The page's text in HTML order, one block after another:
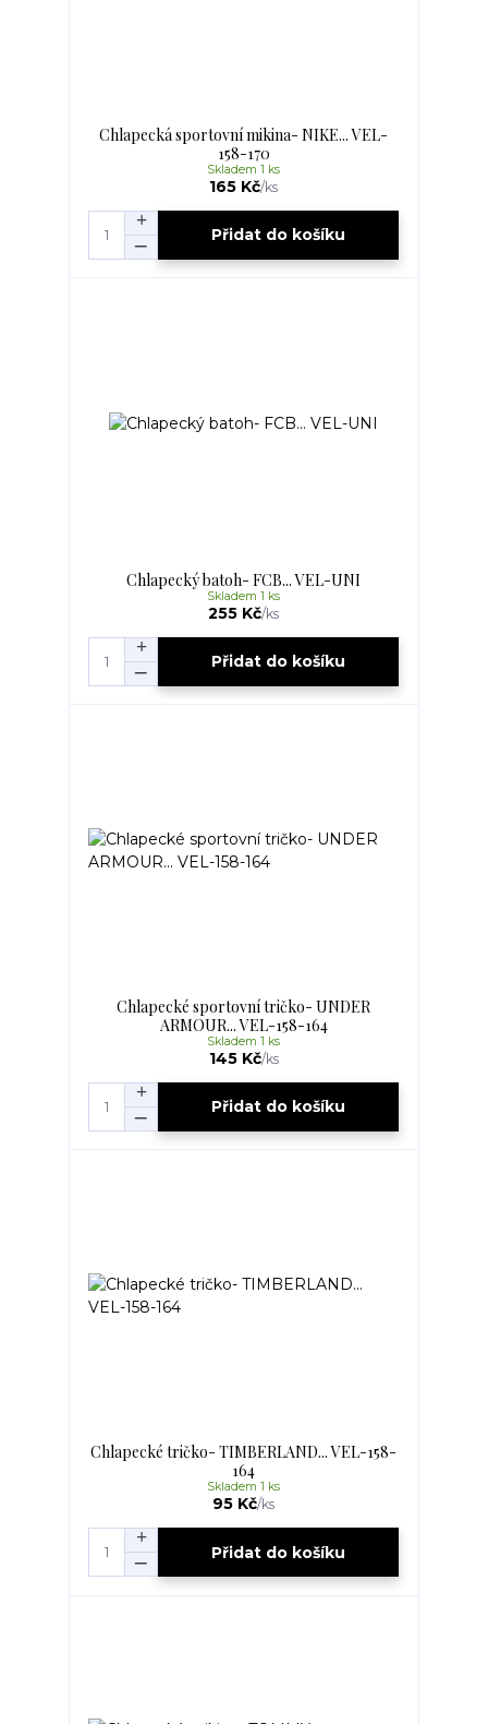
Chlapecká sportovní mikina- NIKE... VEL-
158-170
165 Kč/ks
Skladem 1 ks
Přidat do košíku
Chlapecký batoh- FCB... VEL-UNI
255 Kč/ks
Skladem 1 ks
Přidat do košíku
Chlapecké sportovní tričko- UNDER
ARMOUR... VEL-158-164
145 Kč/ks
Skladem 1 ks
Přidat do košíku
Chlapecké tričko- TIMBERLAND... VEL-158-
164
95 Kč/ks
Skladem 1 ks
Přidat do košíku